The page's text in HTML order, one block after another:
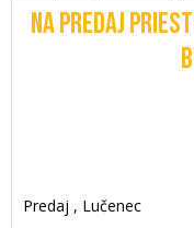
NA PREDAJ
Predaj , Lučenec